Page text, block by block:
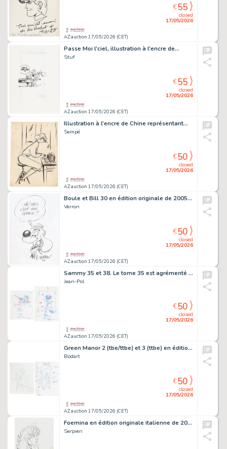
AZ auction 17/05/2026 (CET)
closed
17/05/2026
€55
Passe Moi l'ciel, illustration à l'encre de…
Stuf
AZ auction 17/05/2026 (CET)
closed
17/05/2026
€55
Illustration à l'encre de Chine représentant…
Sempé
AZ auction 17/05/2026 (CET)
closed
17/05/2026
€50
Boule et Bill 30 en édition originale de 2005…
Verron
AZ auction 17/05/2026 (CET)
closed
17/05/2026
€50
Sammy 35 et 38. Le tome 35 est agrémenté d'une…
Jean-Pol
AZ auction 17/05/2026 (CET)
closed
17/05/2026
€50
Green Manor 2 (tbe/ttbe) et 3 (ttbe) en édition…
Bodart
AZ auction 17/05/2026 (CET)
closed
17/05/2026
€50
Foemina en édition originale italienne de 2006…
Serpieri